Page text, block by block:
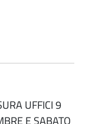
UFFICI 9
E SABATO